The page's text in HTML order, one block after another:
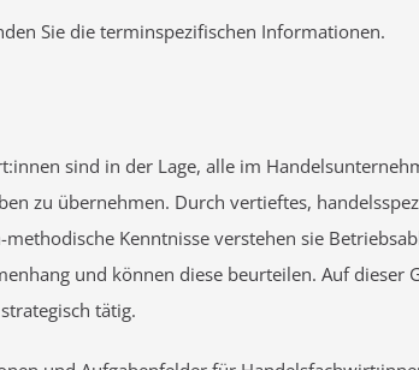
Sie die terminspezifischen Informationen.
sind in der Lage, alle im
zu übernehmen. Durch vertieftes,
Kenntnisse verstehen sie
und können diese beurteilen. Auf dieser
tätig.